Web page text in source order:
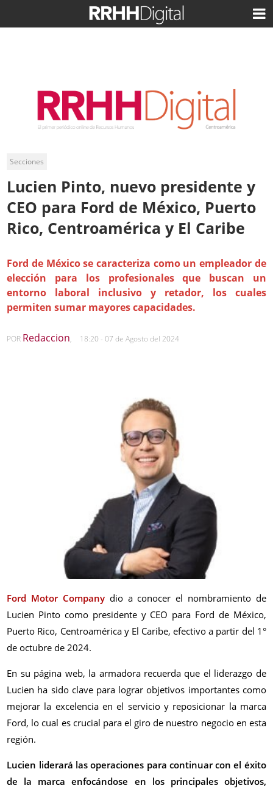
Secciones
Lucien Pinto, nuevo presidente y
CEO para Ford de México, Puerto
Rico, Centroamérica y El Caribe
Ford de México se caracteriza como un empleador de
elección para los profesionales que buscan un
entorno laboral inclusivo y retador, los cuales
permiten sumar mayores capacidades.
POR Redaccion, 18:20 - 07 de Agosto del 2024
Ford Motor Companydio a conocer el nombramiento de
Lucien Pinto como presidente y CEO para Ford de México,
Puerto Rico, Centroamérica y El Caribe, efectivo a partir del 1°
de octubre de 2024.
En su página web, la armadora recuerda que el liderazgo de
Lucien ha sido clave para lograr objetivos importantes como
mejorar la excelencia en el servicio y reposicionar la marca
Ford, lo cual es crucial para el giro de nuestro negocio en esta
región.
Lucien liderará las operaciones para continuar con el éxito
de la marca enfocándose en los principales objetivos,